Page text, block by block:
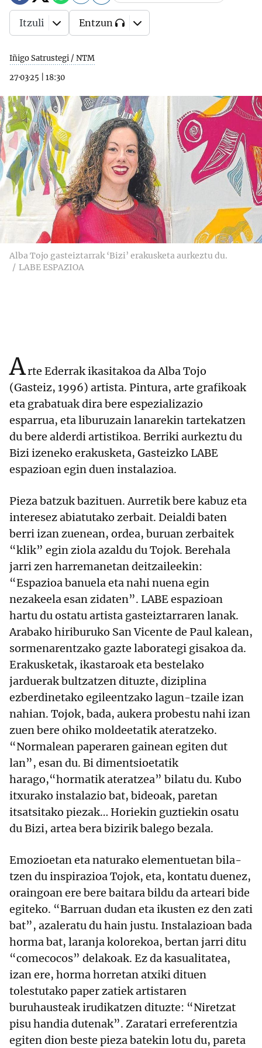
Iñigo Satrustegi / NTM
27·03·25
18:30
Itzuli Entzun
Alba Tojo gasteiztarrak ‘Bizi’ erakusketa aurkeztu du.
LABE ESPAZIOA
Arte Ederrak ikasitakoa da Alba Tojo
(Gasteiz, 1996) artista. Pintura, arte grafikoak
eta grabatuak dira bere espezializazio
esparrua, eta liburuzain lanarekin tartekatzen
du bere alderdi artistikoa. Berriki aurkeztu du
Bizi izeneko erakusketa, Gasteizko LABE
espazioan egin duen instalazioa.
Pieza batzuk bazituen. Aurretik bere kabuz eta
interesez abiatutako zerbait. Deialdi baten
berri izan zuenean, ordea, buruan zerbaitek
“klik” egin ziola azaldu du Tojok. Berehala
jarri zen harremanetan deitzaileekin:
“Espazioa banuela eta nahi nuena egin
nezakeela esan zidaten”. LABE espazioan
hartu du ostatu artista gasteiztarraren lanak.
Arabako hiriburuko San Vicente de Paul kalean,
sormenarentzako gazte laborategi gisakoa da.
Erakusketak, ikastaroak eta bestelako
jarduerak bultzatzen dituzte, diziplina
ezberdinetako egileentzako lagun-tzaile izan
nahian. Tojok, bada, aukera probestu nahi izan
zuen bere ohiko moldeetatik ateratzeko.
“Normalean paperaren gainean egiten dut
lan”, esan du. Bi dimentsioetatik
harago,“hormatik ateratzea” bilatu du. Kubo
itxurako instalazio bat, bideoak, paretan
itsatsitako piezak… Horiekin guztiekin osatu
du Bizi, artea bera bizirik balego bezala.
Emozioetan eta naturako elementuetan bila-
tzen du inspirazioa Tojok, eta, kontatu duenez,
oraingoan ere bere baitara bildu da arteari bide
egiteko. “Barruan dudan eta ikusten ez den zati
bat”, azaleratu du hain justu. Instalazioan bada
horma bat, laranja kolorekoa, bertan jarri ditu
“comecocos” delakoak. Ez da kasualitatea,
izan ere, horma horretan atxiki dituen
tolestutako paper zatiek artistaren
buruhausteak irudikatzen dituzte: “Niretzat
pisu handia dutenak”. Zaratari erreferentzia
egiten dion beste pieza batekin lotu du, pareta